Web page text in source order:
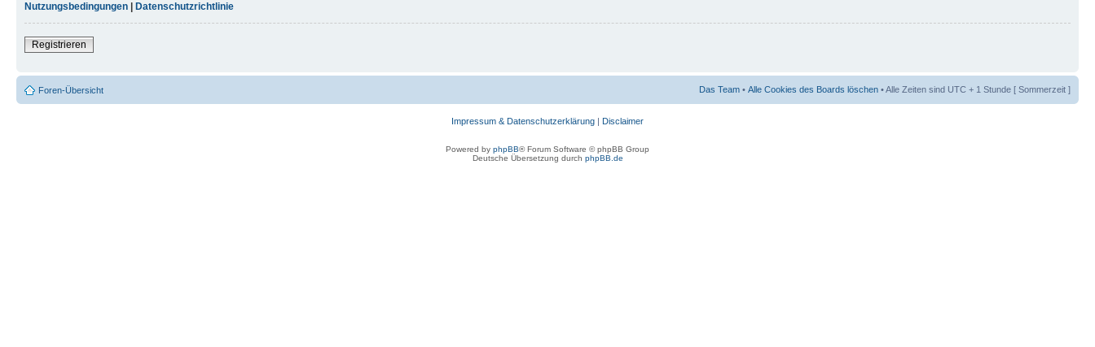
Nutzungsbedingungen
Datenschutzrichtlinie
Registrieren
Foren-Übersicht Das Team • Alle Cookies des Boards löschen • Alle Zeiten sind UTC + 1 Stunde [ Sommerzeit ]
Impressum & Datenschutzerklärung | Disclaimer
Powered by phpBB® Forum Software © phpBB Group
Deutsche Übersetzung durch phpBB.de